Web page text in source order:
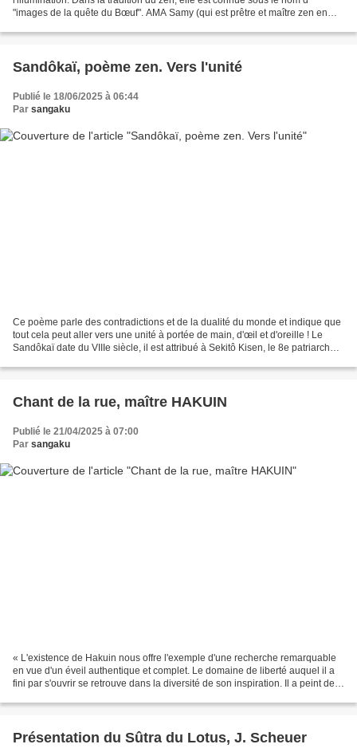
"images de la quête du Bœuf". AMA Samy (qui est prêtre et maître zen en
Sandôkaï, poème zen. Vers l'unité
Publié le 18/06/2025 à 06:44
Par sangaku
Ce poème parle des contradictions et de la dualité du monde et indique que
tout cela peut aller vers une unité à portée de main, d'œil et d'oreille ! Le
Sandôkaï date du VIIIe siècle, il est attribué à Sekitô Kisen, le 8e patriarche
Chant de la rue, maître HAKUIN
Publié le 21/04/2025 à 07:00
Par sangaku
« L'existence de Hakuin nous offre l'exemple d'une recherche remarquable
en vue d'un éveil authentique et complet. Le domaine de liberté auquel il a
fini par s'ouvrir se retrouve dans la diversité de son inspiration. Il a peint des
Présentation du Sûtra du Lotus, J. Scheuer